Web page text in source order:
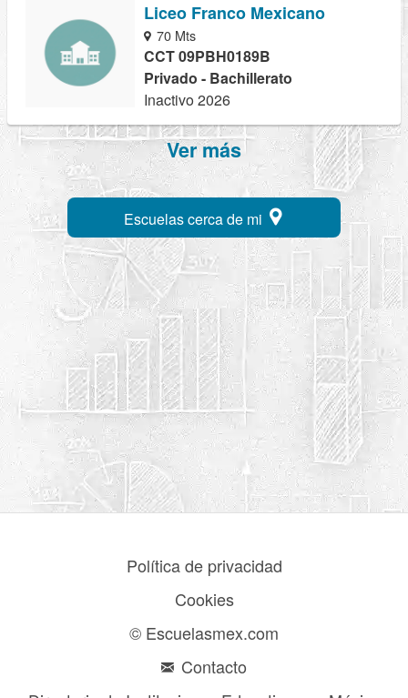
Liceo Franco Mexicano
70 Mts
CCT 09PBH0189B
Privado - Bachillerato
Inactivo 2026
Ver más
Escuelas cerca de mi
Política de privacidad
Cookies
© Escuelasmex.com
Contacto